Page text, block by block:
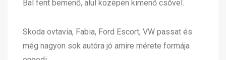
Bal fent bemenő, alul középen kimenő csővel.
Skoda ovtavia, Fabia, Ford Escort, VW passat és
még nagyon sok autóra jó amire mérete formája